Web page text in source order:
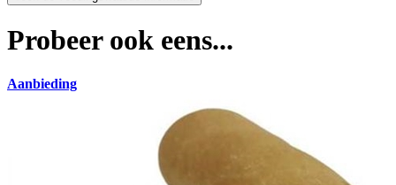
Probeer ook eens...
Aanbieding